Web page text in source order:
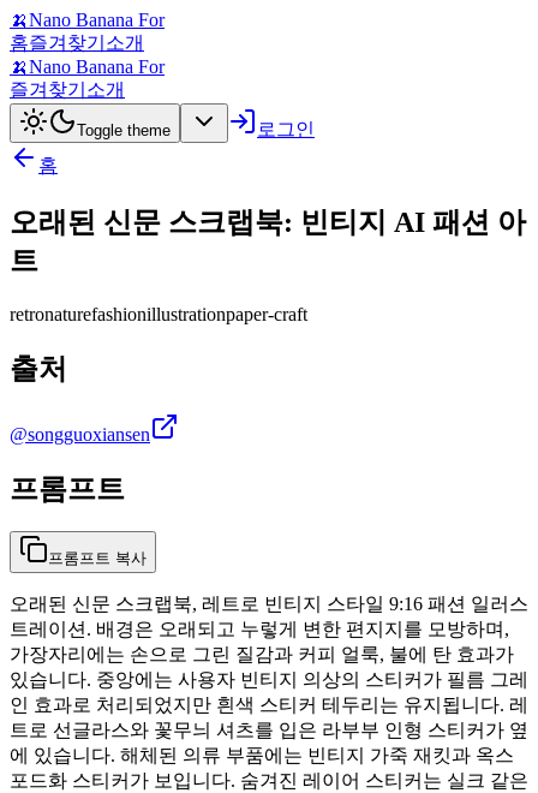
🍌Nano Banana For
홈즐겨찾기 소개
🍌Nano Banana For
즐겨찾기 소개
Toggle theme
로그인
홈
오래된 신문 스크랩북: 빈티지 AI 패션 아
트
retronaturefashionillustrationpaper-craft
출처
@songguoxiansen
프롬프트
프롬프트 복사
오래된 신문 스크랩북, 레트로 빈티지 스타일 9:16 패션 일러스
트레이션. 배경은 오래되고 누렇게 변한 편지지를 모방하며,
가장자리에는 손으로 그린 질감과 커피 얼룩, 불에 탄 효과가
있습니다. 중앙에는 사용자 빈티지 의상의 스티커가 필름 그레
인 효과로 처리되었지만 흰색 스티커 테두리는 유지됩니다. 레
트로 선글라스와 꽃무늬 셔츠를 입은 라부부 인형 스티커가 옆
에 있습니다. 해체된 의류 부품에는 빈티지 가죽 재킷과 옥스
포드화 스티커가 보입니다. 숨겨진 레이어 스티커는 실크 같은